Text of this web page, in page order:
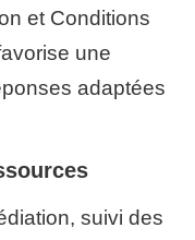
et Conditions
une
adaptées
suivi des